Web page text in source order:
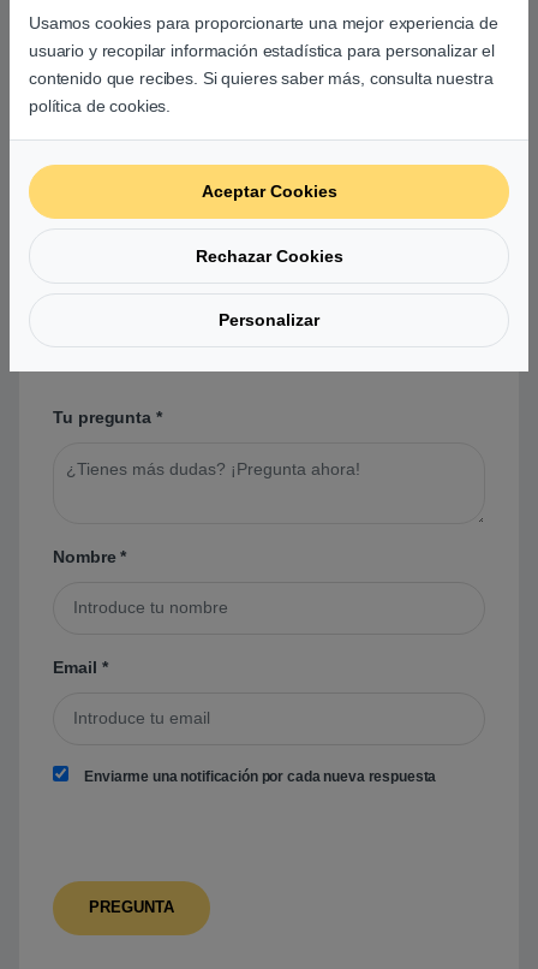
Aún no hay reseñas.
Preguntas y respuestas de los
usuarios sobre este producto
una pregunta acerca de este producto.
Tu pregunta *
Nombre*
Email *
Enviarme una notificación por cada nueva respuesta
Usamos cookies para proporcionarte una mejor experiencia de
usuario y recopilar información estadística para personalizar el
contenido que recibes. Si quieres saber más, consulta nuestra
política de cookies.
Aceptar Cookies
Rechazar Cookies
Personalizar